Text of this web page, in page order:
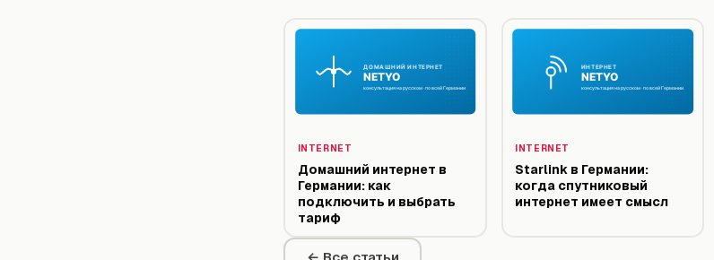
INTERNET
Домашний интернет в
Германии: как
подключить и выбрать
тариф
INTERNET
Starlink в Германии:
когда спутниковый
интернет имеет смысл